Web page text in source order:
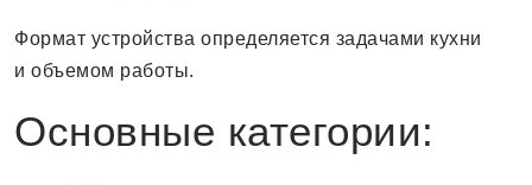
Формат устройства определяется задачами кухни
и объемом работы.
Основные категории: